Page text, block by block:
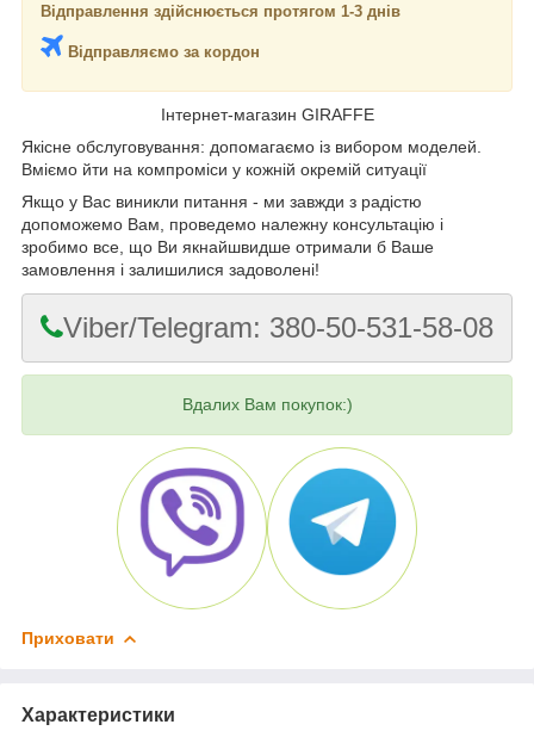
Відправлення здійснюється протягом 1-3 днів
Відправляємо за кордон
Інтернет-магазин GIRAFFE
Якісне обслуговування: допомагаємо із вибором моделей.
Вміємо йти на компроміси у кожній окремій ситуації
Якщо у Вас виникли питання - ми завжди з радістю
допоможемо Вам, проведемо належну консультацію і
зробимо все, що Ви якнайшвидше отримали б Ваше
замовлення і залишилися задоволені!
Viber/Telegram: 380-50-531-58-08
Вдалих Вам покупок:)
Приховати
Характеристики